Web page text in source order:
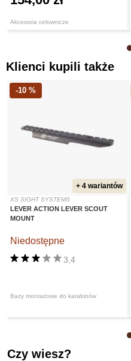
Akcesoria celownicze
Klienci kupili także
-10 %
+ 4 wariantów
XS SIGHT SYSTEMS
LEVER ACTION LEVER SCOUT
MOUNT
Bazy montażowe do karabinów
3,4
Niedostępne
Czy wiesz?